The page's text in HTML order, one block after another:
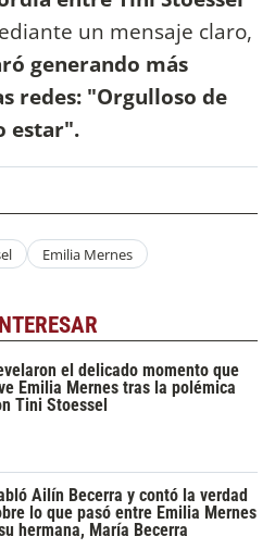
un mensaje claro,
generando más
redes: "Orgulloso de
estar".
Emilia Mernes
el delicado momento que
Emilia Mernes tras la polémica
Tini Stoessel
Ailín Becerra y contó la verdad
lo que pasó entre Emilia Mernes
hermana, María Becerra